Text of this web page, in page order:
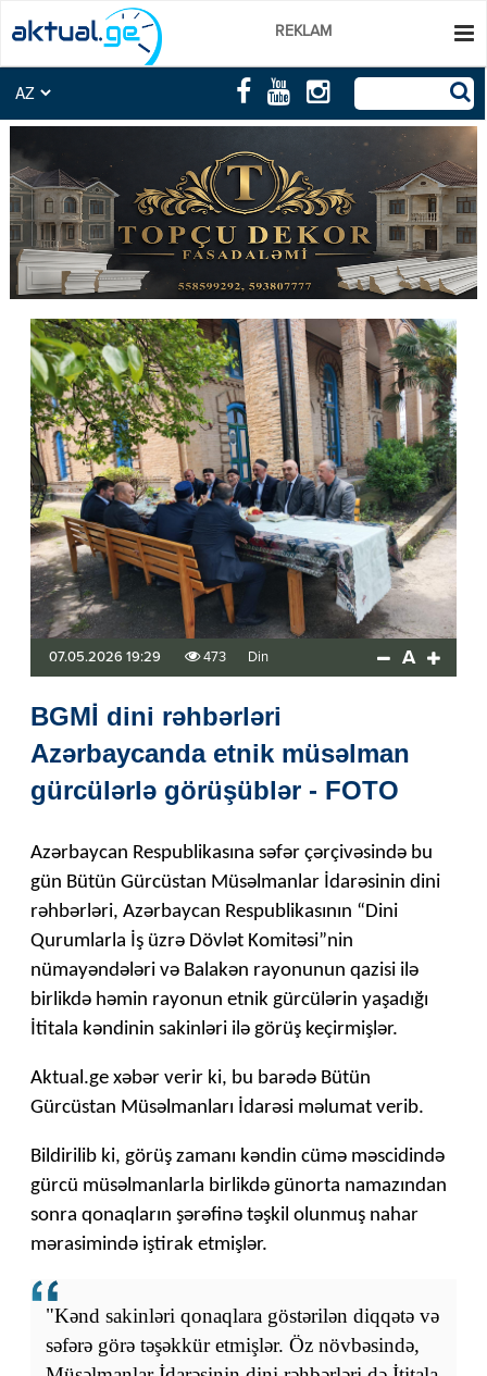
REKLAM
07.05.2026 19:29 473 Din A
BGMİ dini rəhbərləri
Azərbaycanda etnik müsəlman
gürcülərlə görüşüblər - FOTO
Azərbaycan Respublikasına səfər çərçivəsində bu
gün Bütün Gürcüstan Müsəlmanlar İdarəsinin dini
rəhbərləri, Azərbaycan Respublikasının “Dini
Qurumlarla İş üzrə Dövlət Komitəsi”nin
nümayəndələri və Balakən rayonunun qazisi ilə
birlikdə həmin rayonun etnik gürcülərin yaşadığı
İtitala kəndinin sakinləri ilə görüş keçirmişlər.
Aktual.ge xəbər verir ki, bu barədə Bütün
Gürcüstan Müsəlmanları İdarəsi məlumat verib.
Bildirilib ki, görüş zamanı kəndin cümə məscidində
gürcü müsəlmanlarla birlikdə günorta namazından
sonra qonaqların şərəfinə təşkil olunmuş nahar
mərasimində iştirak etmişlər.
"Kənd sakinləri qonaqlara göstərilən diqqətə və
səfərə görə təşəkkür etmişlər. Öz növbəsində,